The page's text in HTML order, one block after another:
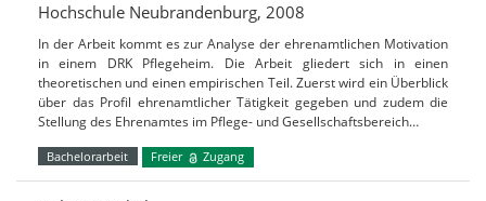
Hochschule Neubrandenburg, 2008
In der Arbeit kommt es zur Analyse der ehrenamtlichen Motivation
in einem DRK Pflegeheim. Die Arbeit gliedert sich in einen
theoretischen und einen empirischen Teil. Zuerst wird ein Überblick
über das Profil ehrenamtlicher Tätigkeit gegeben und zudem die
Stellung des Ehrenamtes im Pflege- und Gesellschaftsbereich…
Bachelorarbeit Freier Zugang